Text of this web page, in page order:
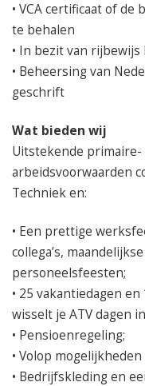
• VCA certificaat of
te behalen
• In bezit van rijbewijs
• Beheersing van
geschrift
Wat bieden wij
Uitstekende primaire-
arbeidsvoorwaarden
Techniek en:
• Een prettige
collega’s,
personeelsfeesten;
• 25 vakantiedagen
wisselt je ATV dagen
• Pensioenregeling;
• Volop
• Bedrijfskleding en